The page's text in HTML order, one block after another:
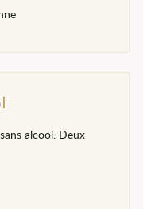
alcool. Deux